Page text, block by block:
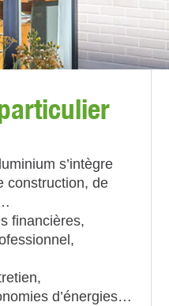
s’intègre
construction, de
financières,
d’énergies…